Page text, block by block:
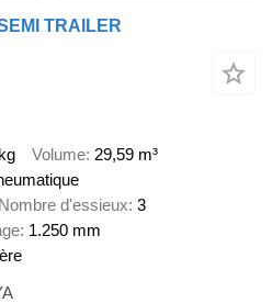
TRAILER
Volume 29,59 m³
Nombre d'essieux 3
1.250 mm